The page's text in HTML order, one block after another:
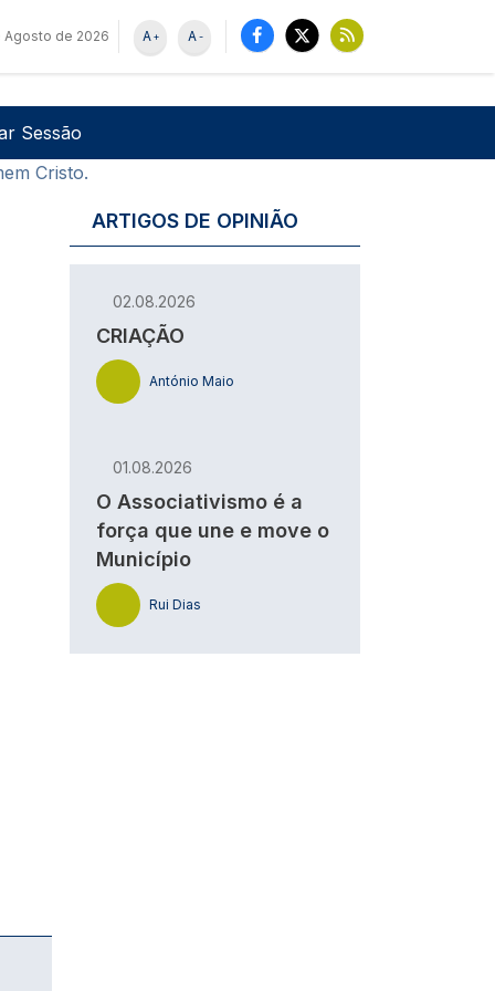
Agosto de 2026 -
A
+
A
de utilizador
Sessão
Cristo.
ARTIGOS DE OPINIÃO
02.08.2026
CRIAÇÃO
António Maio
01.08.2026
O Associativismo é a
força que une e move o
Município
Rui Dias